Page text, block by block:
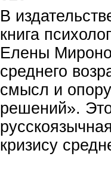
В
книга
Елены
среднего
смысл и
решений».
кризису